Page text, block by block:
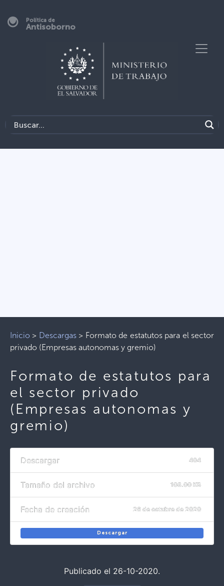
Política de
Antisoborno
Inicio > Descargas> Formato de estatutos para el sector
privado (Empresas autonomas y gremio)
Formato de estatutos para
el sector privado
(Empresas autonomas y
gremio)
Descargar 404
Tamaño del archivo 108.00 KB
Fecha de creación 26 de octubre de 2020
Descargar
Publicado el 26-10-2020.